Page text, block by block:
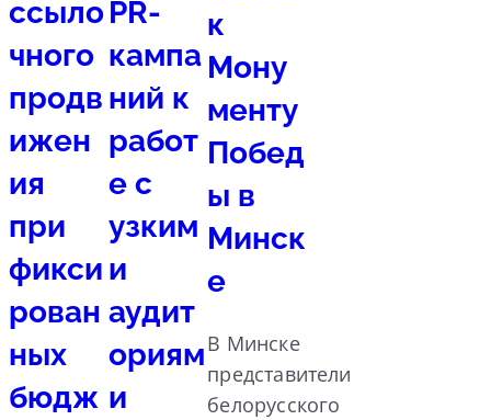
ссыло
чного
продв
ижен
ия
при
фикси
рован
ных
бюдж
PR-
кампа
ний к
работ
е с
узким
и
аудит
ориям
и
к
Мону
менту
Побед
ы в
Минск
е
В Минске
представители
белорусского